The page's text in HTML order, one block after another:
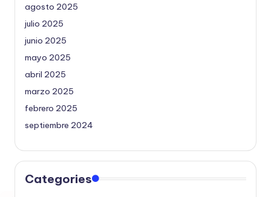
agosto 2025
julio 2025
junio 2025
mayo 2025
abril 2025
marzo 2025
febrero 2025
septiembre 2024
Categories